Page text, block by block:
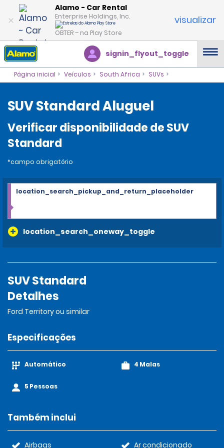
Alamo - Car Rental
Enterprise Holdings, Inc.
OBTER – na Play Store
visualizar
signin_flyout_toggle
Página inicial Veículos South Africa SUVs
SUV Standard Aluguel
Verificar disponibilidade de SUV
Standard
*campo obrigatório
location_search_oneway_toggle
location_search_pickup_and_return_placeholder
SUV Standard
Detalhes
Ford Territory ou similar
Especificações
Automático
5 Pessoas
4 Malas
Também inclui
Airbags
Ar condicionado